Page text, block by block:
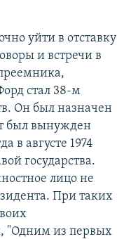
уйти в отставку
и встречи в
стал 38-м
Он был назначен
был вынужден
в августе 1974
государства.
лицо не
При таких
"Одним из первых